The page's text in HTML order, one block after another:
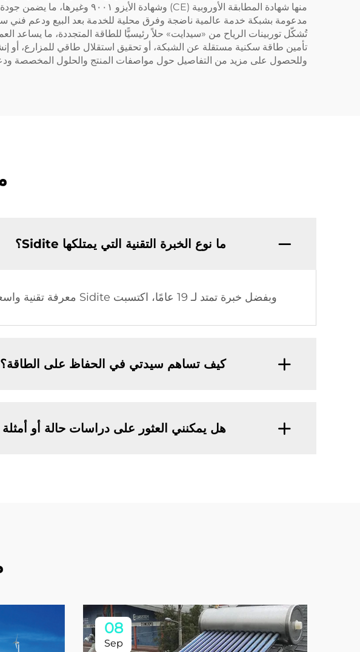
مدعومة بشبكة خدمة عالمية ناضجة وفرق محلية للخدمة بعد البيع ودعم فني سريع
تُشكّل توربينات الرياح من «سيدايت» حلاً رئيسيًّا للطاقة المتجددة، ما يساعد
تأمين طاقة سكنية مستقلة عن الشبكة، أو تحقيق استقلال طاقي للمزارع، أو
وللحصول على مزيد من التفاصيل حول مواصفات المنتج والحلول المخصصة
ما نوع الخبرة التقنية التي يمتلكها Sidite؟
وبفضل خبرة تمتد لـ 19 عامًا، اكتسبت Sidite معرفة تقنية واسعة وتجربة تصنيعية رصينة في مجال الطاقة الشمسية الحرارية.
كيف تساهم سيدتي في الحفاظ على الطاقة؟
هل يمكنني العثور على دراسات حالة أو أمثلة
08
Sep